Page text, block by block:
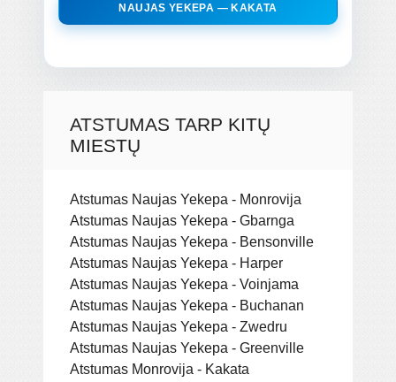
NAUJAS YEKEPA — KAKATA
ATSTUMAS TARP KITŲ
MIESTŲ
Atstumas Naujas Yekepa - Monrovija
Atstumas Naujas Yekepa - Gbarnga
Atstumas Naujas Yekepa - Bensonville
Atstumas Naujas Yekepa - Harper
Atstumas Naujas Yekepa - Voinjama
Atstumas Naujas Yekepa - Buchanan
Atstumas Naujas Yekepa - Zwedru
Atstumas Naujas Yekepa - Greenville
Atstumas Monrovija - Kakata